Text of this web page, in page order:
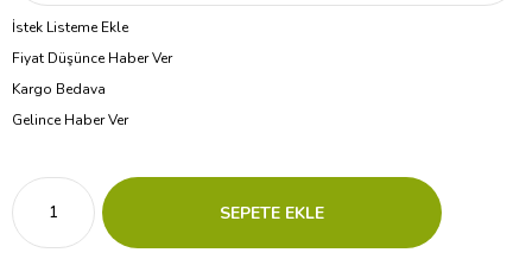
İstek Listeme Ekle
Fiyat Düşünce Haber Ver
Kargo Bedava
Gelince Haber Ver